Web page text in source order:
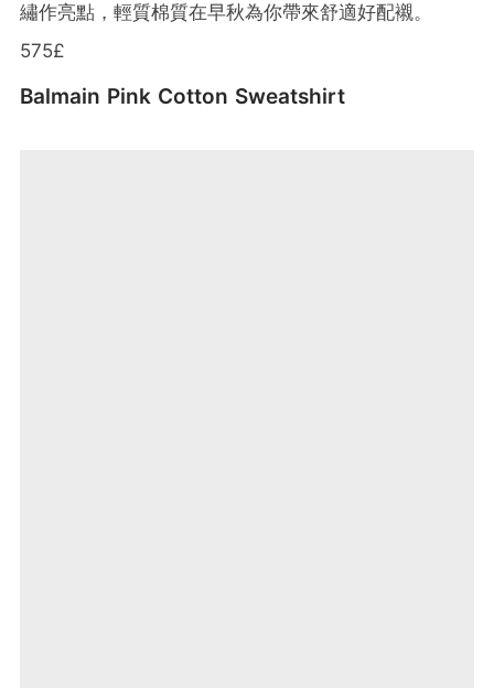
繡作亮點，輕質棉質在早秋為你帶來舒適好配襯。
575£
Balmain Pink Cotton Sweatshirt